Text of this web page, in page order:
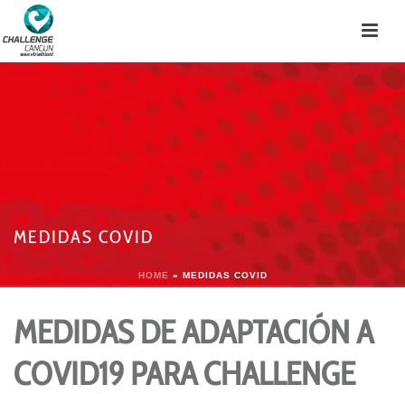
MEDIDAS COVID
HOME » MEDIDAS COVID
MEDIDAS DE ADAPTACIÓN A
COVID19 PARA CHALLENGE